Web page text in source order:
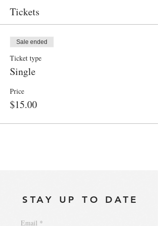
Tickets
Sale ended
Ticket type
Single
Price
$15.00
STAY UP TO DATE